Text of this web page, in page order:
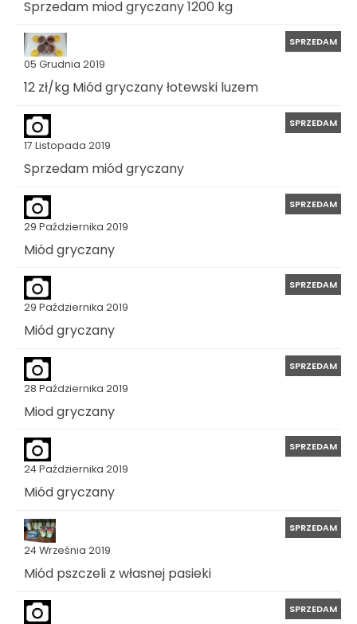
Sprzedam miod gryczany 1200 kg
05 Grudnia 2019
SPRZEDAM
12 zł/kg Miód gryczany łotewski luzem
17 Listopada 2019
SPRZEDAM
Sprzedam miód gryczany
29 Października 2019
SPRZEDAM
Miód gryczany
29 Października 2019
SPRZEDAM
Miód gryczany
28 Października 2019
SPRZEDAM
Miod gryczany
24 Października 2019
SPRZEDAM
Miód gryczany
24 Września 2019
SPRZEDAM
Miód pszczeli z własnej pasieki
SPRZEDAM